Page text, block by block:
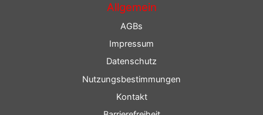
Allgemein
AGBs
Impressum
Datenschutz
Nutzungsbestimmungen
Kontakt